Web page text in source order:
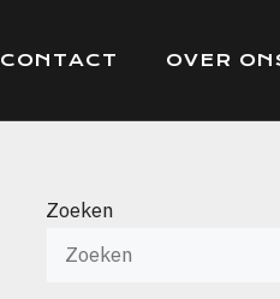
CONTACT OVER
Zoeken